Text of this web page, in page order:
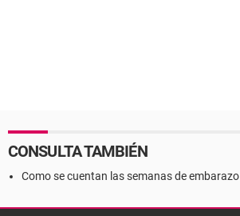
CONSULTA TAMBIÉN
Como se cuentan las semanas de embarazo